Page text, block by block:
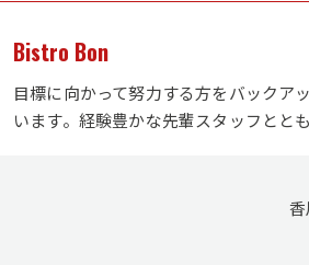
Bistro Bon
目標に向かって努力する方をバックア
います。経験豊かな先輩スタッフとと